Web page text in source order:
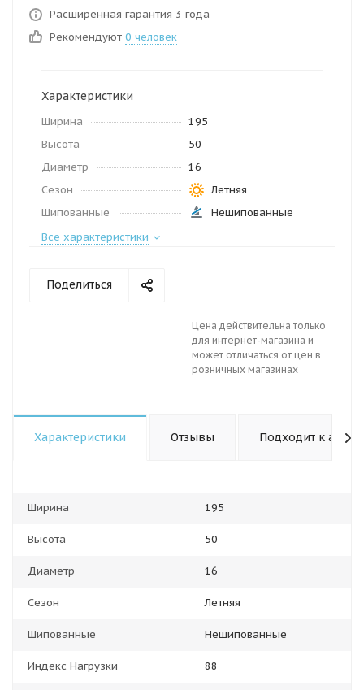
Расширенная гарантия 3 года
Рекомендуют 0 человек
Характеристики
Ширина
195
Высота
50
Диаметр
16
Сезон
Летняя
Шипованные
Нешипованные
Все характеристики
Поделиться
Цена действительна только
для интернет-магазина и
может отличаться от цен в
розничных магазинах
Характеристики Отзывы Подходит к авто
Ширина 195
Высота 50
Диаметр 16
Сезон Летняя
Шипованные Нешипованные
Индекс Нагрузки 88